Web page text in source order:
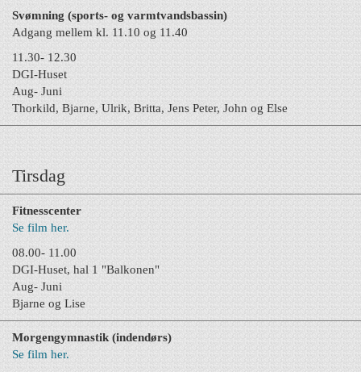
Svømning (sports- og varmtvandsbassin)
Adgang mellem kl. 11.10 og 11.40
11.30- 12.30
DGI-Huset
Aug- Juni
Thorkild, Bjarne, Ulrik, Britta, Jens Peter, John og Else
Tirsdag
Fitnesscenter
Se film her.
08.00- 11.00
DGI-Huset, hal 1 "Balkonen"
Aug- Juni
Bjarne og Lise
Morgengymnastik (indendørs)
Se film her.